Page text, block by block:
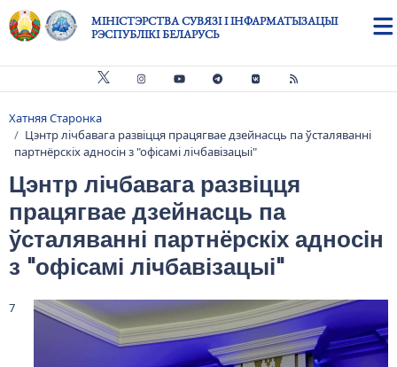
Skip to main content
МІНІСТЭРСТВА СУВЯЗІ І ІНФАРМАТЫЗАЦЫІ
РЭСПУБЛІКІ БЕЛАРУСЬ
Breadcrumb
Хатняя Старонка
Цэнтр лічбавага развіцця працягвае дзейнасць па ўсталяванні
партнёрскіх адносін з "офісамі лічбавізацыі"
Цэнтр лічбавага развіцця
працягвае дзейнасць па
ўсталяванні партнёрскіх адносін
з "офісамі лічбавізацыі"
7